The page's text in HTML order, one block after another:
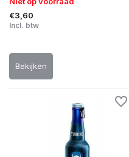
€3,60
Incl. btw
Bekijken